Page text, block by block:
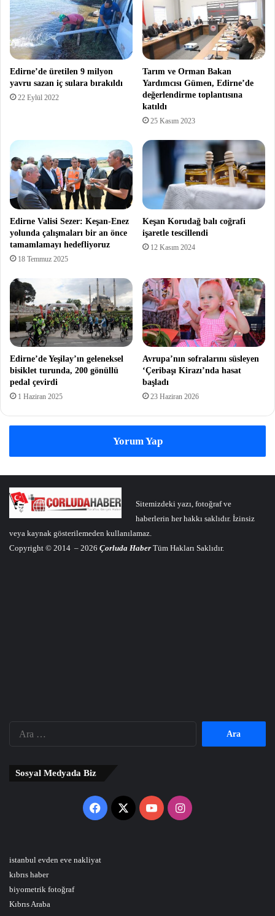
Edirne’de üretilen 9 milyon
yavru sazan iç sulara bırakıldı
22 Eylül 2022
Tarım ve Orman Bakan
Yardımcısı Gümen, Edirne’de
değerlendirme toplantısına
katıldı
25 Kasım 2023
Edirne Valisi Sezer: Keşan-Enez
yolunda çalışmaları bir an önce
tamamlamayı hedefliyoruz
18 Temmuz 2025
Keşan Korudağ balı coğrafi
işaretle tescillendi
12 Kasım 2024
Edirne’de Yeşilay’ın geleneksel
bisiklet turunda, 200 gönüllü
pedal çevirdi
1 Haziran 2025
Avrupa’nın sofralarını süsleyen
‘Çeribaşı Kirazı’nda hasat
başladı
23 Haziran 2026
Yorum Yap
Sitemizdeki yazı, fotoğraf ve
haberlerin her hakkı saklıdır. İzinsiz
veya kaynak gösterilemeden kullanılamaz.
Copyright © 2014 – 2026 Çorluda Haber Tüm Hakları Saklıdır.
Sosyal Medyada Biz
Facebook
X YouTubeInstagram
istanbul evden eve nakliyat
kıbrıs haber
biyometrik fotoğraf
Kıbrıs Araba